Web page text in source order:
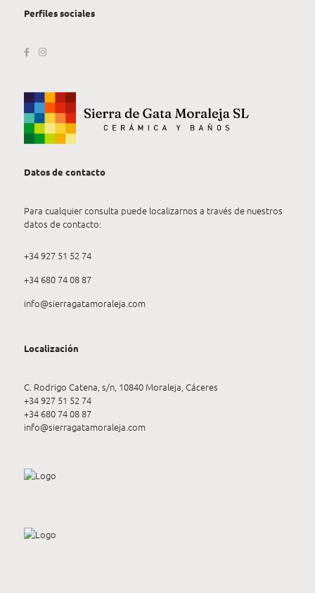
Perfiles sociales
Datos de contacto
Para cualquier consulta puede localizarnos a través de nuestros
datos de contacto:
+34 927 51 52 74
+34 680 74 08 87
info@sierragatamoraleja.com
Localización
C. Rodrigo Catena, s/n, 10840 Moraleja, Cáceres
+34 927 51 52 74
+34 680 74 08 87
info@sierragatamoraleja.com